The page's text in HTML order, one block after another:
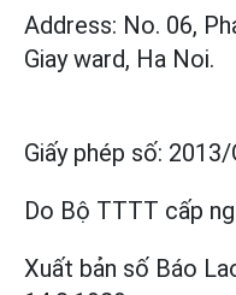
Address: No. 06,
Giay ward, Ha Noi.
Giấy phép số: 2013/
Do Bộ TTTT cấp
Xuất bản số Báo